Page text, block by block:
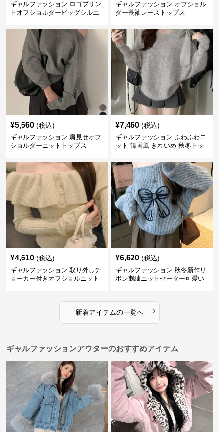
ギャルファッション ロゴプリン
トオフショルダービッグシルエ
ギャルファッション オフショル
ダー長袖レーストップス
¥5,660 (税込)
ギャルファッション 肩見せオフ
ショルダーニットトップス
¥7,460 (税込)
ギャルファッション ふわふわニ
ット 韓国風 きれいめ 秋冬トッ
¥4,610 (税込)
ギャルファッション 取り外しチ
ョーカー付きオフショルニット
¥6,620 (税込)
ギャルファッション 秋冬新作リ
ボン刺繍ニットセーター可愛い
新着アイテムの一覧へ ›
ギャルファッションアウターのおすすめアイテム